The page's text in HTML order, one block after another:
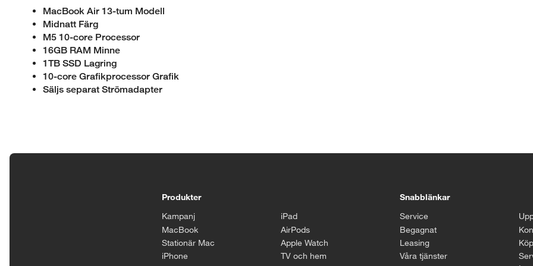
MacBook Air 13-tum Modell
Midnatt Färg
M5 10-core Processor
16GB RAM Minne
1TB SSD Lagring
10-core Grafik­processor Grafik
Säljs separat Strömadapter
Produkter
Kampanj
MacBook
Stationär Mac
iPhone
iPad
AirPods
Apple Watch
TV och hem
Snabblänkar
Service
Begagnat
Leasing
Våra tjänster